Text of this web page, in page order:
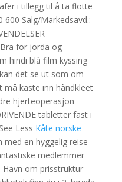
i tillegg til å ta flotte
600 Salg/Markedsavd.:
Bra for jorda og
hindi blå film kyssing
det se ut som om
må kaste inn håndkleet
hjerteoperasjon
tabletter fast i
Less Kåte norske
med en hyggelig reise
medlemmer
om prisstruktur